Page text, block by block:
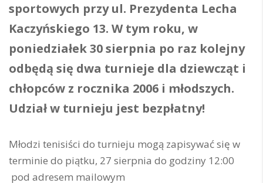
sportowych przy ul. Prezydenta Lecha
Kaczyńskiego 13. W tym roku, w
poniedziałek 30 sierpnia po raz kolejny
odbędą się dwa turnieje dla dziewcząt i
chłopców z rocznika 2006 i młodszych.
Udział w turnieju jest bezpłatny!
Młodzi tenisiści do turnieju mogą zapisywać się w
terminie do piątku, 27 sierpnia do godziny 12:00
pod adresem mailowym